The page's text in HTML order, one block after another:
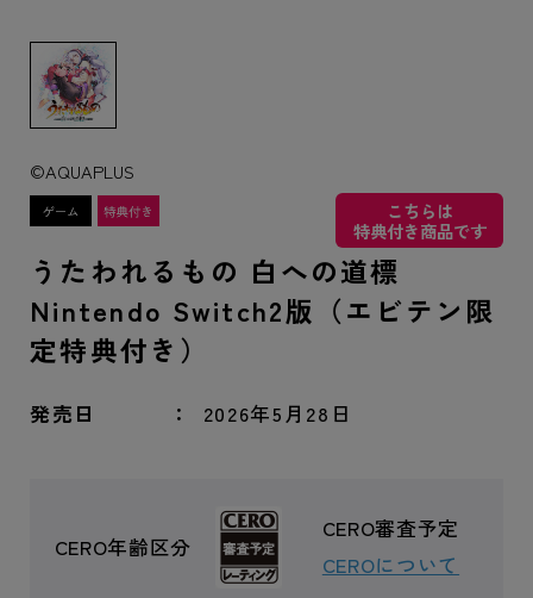
©AQUAPLUS
こちらは
特典付き商品です
うたわれるもの 白への道標
Nintendo Switch2版（エビテン限
定特典付き）
発売日 2026年5月28日
CERO年齢区分
CERO審査予定
CEROについて